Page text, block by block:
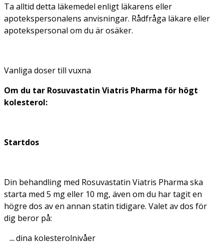
Ta alltid detta läkemedel enligt läkarens eller
apotekspersonalens anvisningar. Rådfråga läkare eller
apotekspersonal om du är osäker.
Vanliga doser till vuxna
Om du tar Rosuvastatin Viatris Pharma för högt
kolesterol:
Startdos
Din behandling med Rosuvastatin Viatris Pharma ska
starta med 5 mg eller 10 mg, även om du har tagit en
högre dos av en annan statin tidigare. Valet av dos för
dig beror på:
dina kolesterolnivåer